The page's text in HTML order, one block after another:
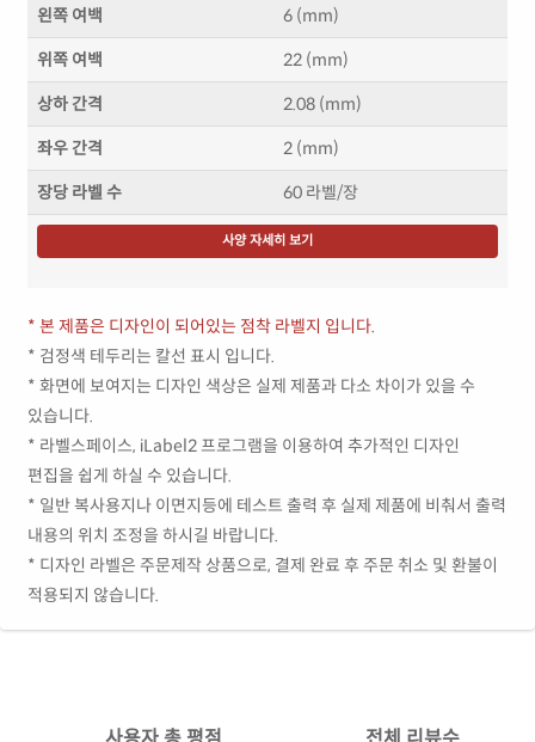
왼쪽 여백 6 (mm)
위쪽 여백 22 (mm)
상하 간격 2.08 (mm)
좌우 간격 2 (mm)
장당 라벨 수 60 라벨/장
사양 자세히 보기
* 본 제품은 디자인이 되어있는 점착 라벨지 입니다.
* 검정색 테두리는 칼선 표시 입니다.
* 화면에 보여지는 디자인 색상은 실제 제품과 다소 차이가 있을 수
있습니다.
* 라벨스페이스, iLabel2 프로그램을 이용하여 추가적인 디자인
편집을 쉽게 하실 수 있습니다.
* 일반 복사용지나 이면지등에 테스트 출력 후 실제 제품에 비춰서 출력
내용의 위치 조정을 하시길 바랍니다.
* 디자인 라벨은 주문제작 상품으로, 결제 완료 후 주문 취소 및 환불이
적용되지 않습니다.